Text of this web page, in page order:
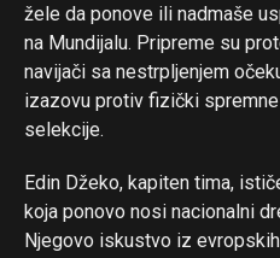
žele da ponove ili nadmaše
na Mundijalu. Pripreme su
navijači sa nestrpljenjem
izazovu protiv fizički
selekcije.
Edin Džeko, kapiten tima,
koja ponovo nosi nacionalni
Njegovo iskustvo iz
Reddit
Pinterest